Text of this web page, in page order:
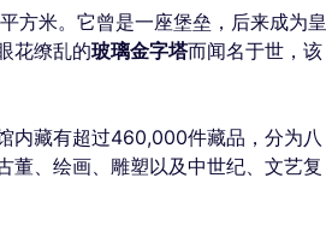
方米。它曾是一座堡垒，后来成为皇
花缭乱的玻璃金字塔而闻名于世，该
内藏有超过460,000件藏品，分为八
董、绘画、雕塑以及中世纪、文艺复